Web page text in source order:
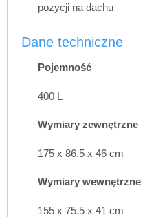
pozycji na dachu
Dane techniczne
Pojemność
400 L
Wymiary zewnętrzne
175 x 86.5 x 46 cm
Wymiary wewnętrzne
155 x 75.5 x 41 cm